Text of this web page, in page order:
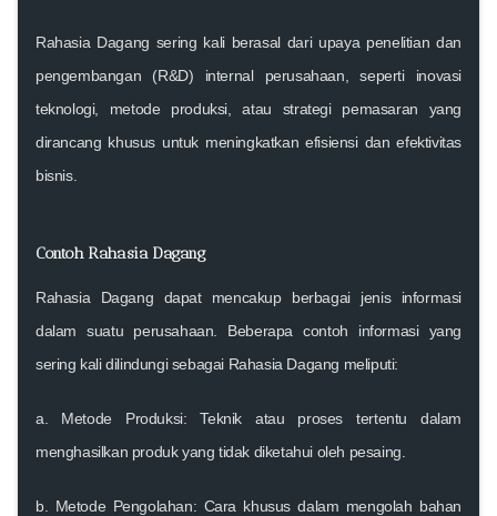
Rahasia Dagang sering kali berasal dari upaya penelitian dan
pengembangan (R&D) internal perusahaan, seperti inovasi
teknologi, metode produksi, atau strategi pemasaran yang
dirancang khusus untuk meningkatkan efisiensi dan efektivitas
bisnis.
Contoh Rahasia Dagang
Rahasia Dagang dapat mencakup berbagai jenis informasi
dalam suatu perusahaan. Beberapa contoh informasi yang
sering kali dilindungi sebagai Rahasia Dagang meliputi:
a. Metode Produksi: Teknik atau proses tertentu dalam
menghasilkan produk yang tidak diketahui oleh pesaing.
b. Metode Pengolahan: Cara khusus dalam mengolah bahan